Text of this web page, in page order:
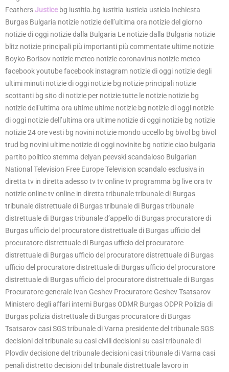
FeathersJusticebg iustitia.bg iustitia iusticia usticia inchiesta
Burgas Bulgaria notizie notizie dell’ultima ora notizie del giorno
notizie di oggi notizie dalla Bulgaria Le notizie dalla Bulgaria notizie
blitz notizie principali più importanti più commentate ultime notizie
Boyko Borisov notizie meteo notizie coronavirus notizie meteo
facebook youtube facebook instagram notizie di oggi notizie degli
ultimi minuti notizie di oggi notizie bg notizie principali notizie
scottanti bg sito di notizie per notizie tutte le notizie notizie bg
notizie dell’ultima ora ultime ultime notizie bg notizie di oggi notizie
di oggi notizie dell’ultima ora ultime notizie di oggi notizie bg notizie
notizie 24 ore vesti bg novini notizie mondo uccello bg bivol bg bivol
trud bg novini ultime notizie di oggi novinite bg notizie ciao bulgaria
partito politico stemma delyan peevski scandaloso Bulgarian
National Television Free Europe Television scandalo esclusiva in
diretta tv in diretta adesso tv tv online tv programma bg live ora tv
notizie online tv online in diretta tribunale tribunale di Burgas
tribunale distrettuale di Burgas tribunale di Burgas tribunale
distrettuale di Burgas tribunale d’appello di Burgas procuratore di
Burgas ufficio del procuratore distrettuale di Burgas ufficio del
procuratore distrettuale di Burgas ufficio del procuratore
distrettuale di Burgas ufficio del procuratore distrettuale di Burgas
ufficio del procuratore distrettuale di Burgas ufficio del procuratore
distrettuale di Burgas ufficio del procuratore distrettuale di Burgas
Procuratore generale Ivan Geshev Procuratore Geshev Tsatsarov
Ministero degli affari interni Burgas ODMR Burgas ODPR Polizia di
Burgas polizia distrettuale di Burgas procuratore di Burgas
Tsatsarov casi SGS tribunale di Varna presidente del tribunale SGS
decisioni del tribunale su casi civili decisioni su casi tribunale di
Plovdiv decisione del tribunale decisioni casi tribunale di Varna casi
penali distretto decisioni del tribunale distrettuale lavoro in